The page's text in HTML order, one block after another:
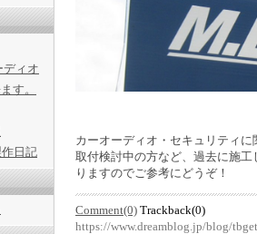
ディオ
す。
日記
カーオーディオ・セキュリティに
取付検討中の方など、過去に施
りますのでご参考にどうぞ！
Comment(0) Trackback(0)
https://www.dreamblog.jp/blog/